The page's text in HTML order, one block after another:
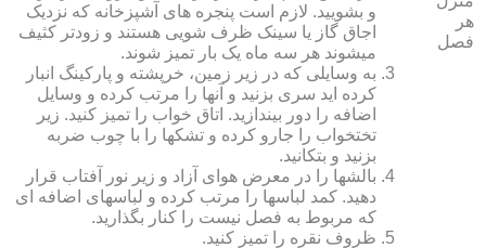
هر
فصل
و بشویید. لازم است پنجره‏ های آشپزخانه که نزدیک
اجاق گاز یا سینک ظرف شویی هستند و زودتر کثیف
می‏شوند هر سه ماه یک بار تمیز شوند.
به وسایلی که در زیر زمین، خرپشته و پارکینگ انبار
کرده‏ اید سری بزنید و آنها را مرتب کرده و وسایل
اضافه را دور بیندازید. اتاق خواب را تمیز کنید. زیر
تختخواب را جارو کرده و تشک‏ها را با چوب ضربه
بزنید و بتکانید.
بالش‏ها را در معرض هوای آزاد و زیر نور آفتاب قرار
دهید. کمد لباس‏ها را مرتب کرده و لباس‏های اضافه ای
که مربوط به فصل نیست را کنار بگذارید.
ظروف نقره را تمیز کنید.